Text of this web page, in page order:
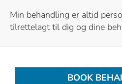
Min behandling er altid
tilrettelagt til dig og dine
BOOK